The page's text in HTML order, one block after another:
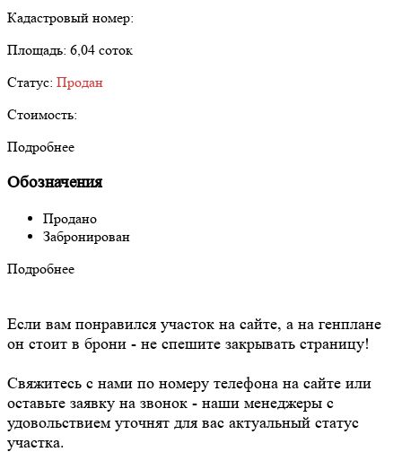
Кадастровый номер:
Площадь: 6,04 соток
Статус: Продан
Стоимость:
Подробнее
Обозначения
Продано
Забронирован
Подробнее
Если вам понравился участок на сайте, а на генплане
он стоит в брони - не спешите закрывать страницу!
Свяжитесь с нами по номеру телефона на сайте или
оставьте заявку на звонок - наши менеджеры с
удовольствием уточнят для вас актуальный статус
участка.